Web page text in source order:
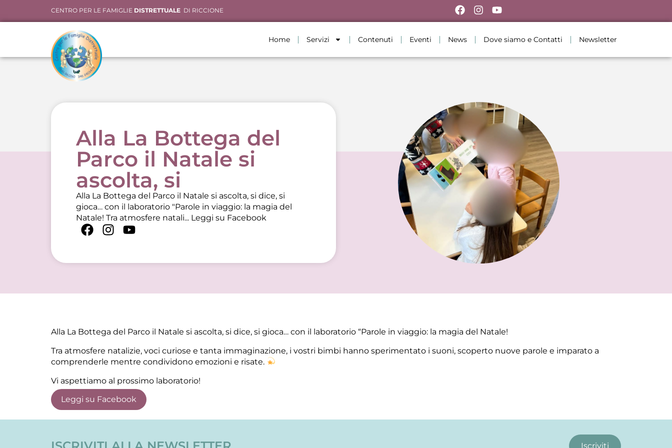
CENTRO PER LE FAMIGLIE DISTRETTUALE DI RICCIONE
Home Servizi Contenuti Eventi News Dove siamo e Contatti Newsletter
Alla La Bottega del
Parco il Natale si
ascolta, si
Alla La Bottega del Parco il Natale si ascolta, si dice, si
gioca… con il laboratorio "Parole in viaggio: la magia del
Natale! Tra atmosfere natali... Leggi su Facebook
Alla La Bottega del Parco il Natale si ascolta, si dice, si gioca… con il laboratorio “Parole in viaggio: la magia del Natale!
Tra atmosfere natalizie, voci curiose e tanta immaginazione, i vostri bimbi hanno sperimentato i suoni, scoperto nuove parole e imparato a
comprenderle mentre condividono emozioni e risate.
Vi aspettiamo al prossimo laboratorio!
Leggi su Facebook
Iscriviti